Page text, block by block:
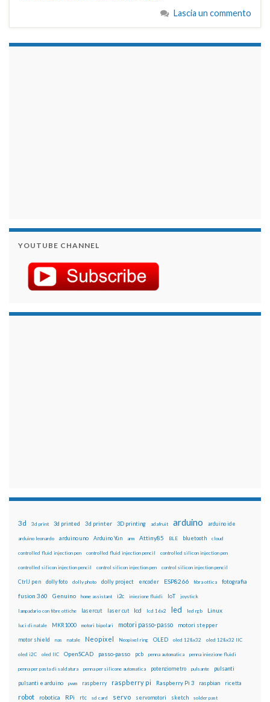
Lascia un commento
YOUTUBE CHANNEL
3d 3d print 3d printed 3d printer 3D printing adafruit arduino arduino ide
arduino leonardo arduino uno Arduino Yún arm Attiny85 BLE bluetooth cloud
controlled fluid injection pen controlled fluid injection pencil controlled silicon injection pen
controlled silicon injection pencil control silicon injection pen control silicon injection pencil
CtrlJ pen dolly foto dolly photo dolly project encoder ESP8266 fibra ottica fotografia
fusion 360 Genuino home assistant i2c iniezione fluidi IoT joystick
lampadario con fibre ottiche lasercut laser cut lcd lcd 16x2 led led rgb Linux
luci di natale MKR1000 motori bipolari motori passo-passo motori stepper
motor shield nas natale Neopixel Neopixel ring OLED oled 128x32 oled 128x32 IIC
oled i2C oled IIC OpenSCAD passo-passo pcb penna automatica penna iniezione fluidi
penna per pasta di saldatura penna per silicone automatica potenziometro pulsante pulsanti
pulsanti e arduino pwm raspberry raspberry pi Raspberry Pi 3 raspbian ricetta
robot robotica RPi rtc sd card servo servomotori sketch solder past